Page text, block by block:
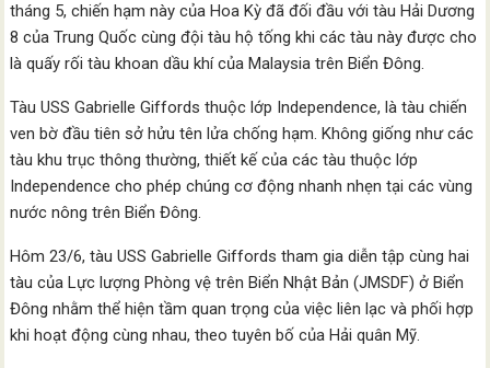
tháng 5, chiến hạm này của Hoa Kỳ đã đối đầu với tàu Hải Dương
8 của Trung Quốc cùng đội tàu hộ tống khi các tàu này được cho
là quấy rối tàu khoan dầu khí của Malaysia trên Biển Đông.
Tàu USS Gabrielle Giffords thuộc lớp Independence, là tàu chiến
ven bờ đầu tiên sở hửu tên lửa chống hạm. Không giống như các
tàu khu trục thông thường, thiết kế của các tàu thuộc lớp
Independence cho phép chúng cơ động nhanh nhẹn tại các vùng
nước nông trên Biển Đông.
Hôm 23/6, tàu USS Gabrielle Giffords tham gia diễn tập cùng hai
tàu của Lực lượng Phòng vệ trên Biển Nhật Bản (JMSDF) ở Biển
Đông nhằm thể hiện tầm quan trọng của việc liên lạc và phối hợp
khi hoạt động cùng nhau, theo tuyên bố của Hải quân Mỹ.